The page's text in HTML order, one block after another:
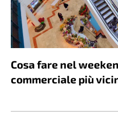
Cosa fare nel
commerciale più